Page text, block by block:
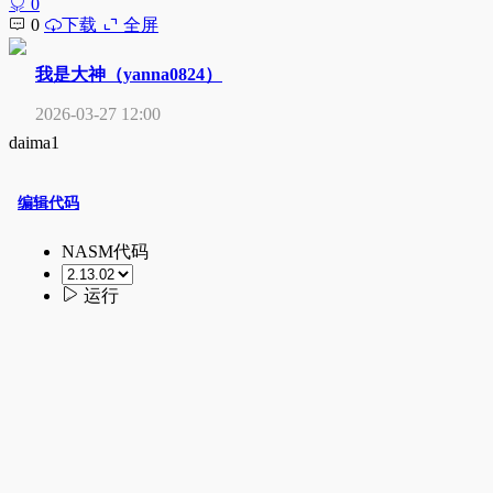
0
0
下载 全屏
我是大神（yanna0824）
2026-03-27 12:00
daima1